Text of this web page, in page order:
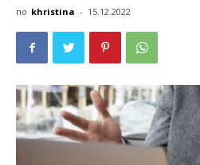
по khristina - 15.12.2022